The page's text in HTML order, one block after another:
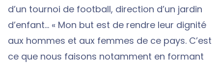
d’un tournoi de football, direction d’un jardin
d’enfant… « Mon but est de rendre leur dignité
aux hommes et aux femmes de ce pays. C’est
ce que nous faisons notamment en formant